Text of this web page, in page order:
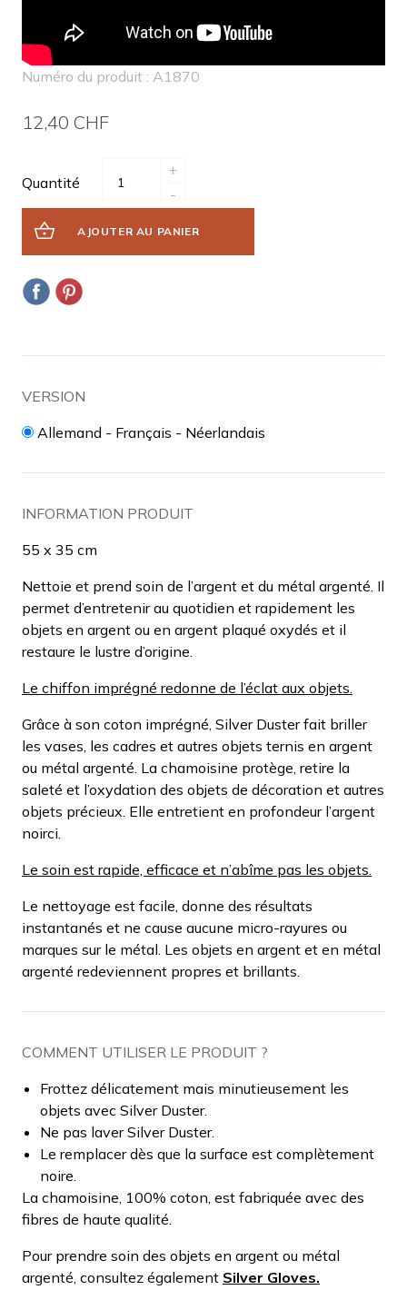
Numéro du produit : A1870
12,40 CHF
Quantité
+
-
AJOUTER AU PANIER
VERSION
Allemand - Français - Néerlandais
INFORMATION PRODUIT
55 x 35 cm
Nettoie et prend soin de l’argent et du métal argenté. Il
permet d’entretenir au quotidien et rapidement les
objets en argent ou en argent plaqué oxydés et il
restaure le lustre d’origine.
Le chiffon imprégné redonne de l’éclat aux objets.
Grâce à son coton imprégné, Silver Duster fait briller
les vases, les cadres et autres objets ternis en argent
ou métal argenté. La chamoisine protège, retire la
saleté et l’oxydation des objets de décoration et autres
objets précieux. Elle entretient en profondeur l’argent
noirci.
Le soin est rapide, efficace et n’abîme pas les objets.
Le nettoyage est facile, donne des résultats
instantanés et ne cause aucune micro-rayures ou
marques sur le métal. Les objets en argent et en métal
argenté redeviennent propres et brillants.
COMMENT UTILISER LE PRODUIT ?
Frottez délicatement mais minutieusement les
objets avec Silver Duster.
Ne pas laver Silver Duster.
Le remplacer dès que la surface est complètement
noire.
La chamoisine, 100% coton, est fabriquée avec des
fibres de haute qualité.
Pour prendre soin des objets en argent ou métal
argenté, consultez également Silver Gloves.